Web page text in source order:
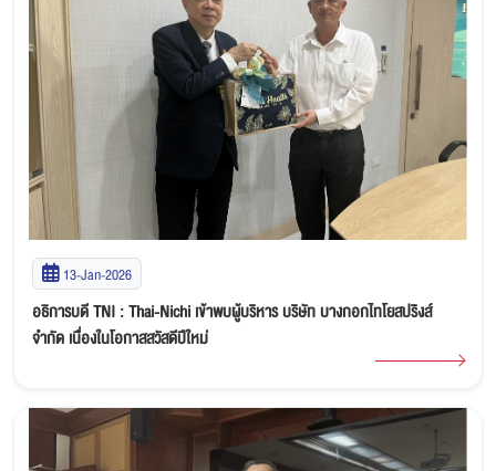
13-Jan-2026
อธิการบดี TNI : Thai-Nichi เข้าพบผู้บริหาร บริษัท บางกอกไทโยสปริงส์
จำกัด เนื่องในโอกาสสวัสดีปีใหม่